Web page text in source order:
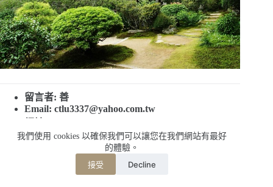
我們使用 cookies 以確保我們可以讓您在我們網站有最好
的體驗。
接受 Decline
留言者: 善
Email: ctlu3337@yahoo.com.tw
日期: 2012-07-19 16:09:22
感恩實光院優靜分享.